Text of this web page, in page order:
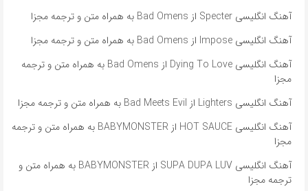
آهنگ انگلیسی Specter از Bad Omens به همراه متن و ترجمه مجزا
آهنگ انگلیسی Impose از Bad Omens به همراه متن و ترجمه مجزا
آهنگ انگلیسی Dying To Love از Bad Omens به همراه متن و ترجمه
مجزا
آهنگ انگلیسی Lighters از Bad Meets Evil به همراه متن و ترجمه مجزا
آهنگ انگلیسی HOT SAUCE از BABYMONSTER به همراه متن و ترجمه
مجزا
آهنگ انگلیسی SUPA DUPA LUV از BABYMONSTER به همراه متن و
ترجمه مجزا